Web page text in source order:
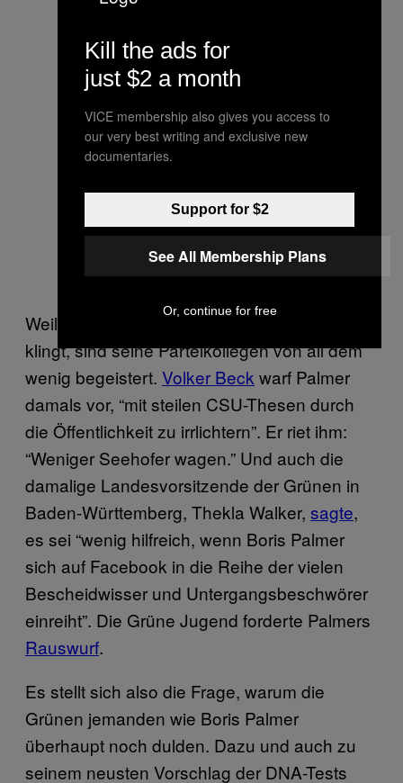
Weil das alles irgendwie mehr braun als grün
klingt, sind seine Parteikollegen von all dem
wenig begeistert. Volker Beck warf Palmer
damals vor, “mit steilen CSU-Thesen durch
die Öffentlichkeit zu irrlichtern”. Er riet ihm:
“Weniger Seehofer wagen.” Und auch die
damalige Landesvorsitzende der Grünen in
Baden-Württemberg, Thekla Walker, sagte,
es sei “wenig hilfreich, wenn Boris Palmer
sich auf Facebook in die Reihe der vielen
Bescheidwisser und Untergangsbeschwörer
einreiht”. Die Grüne Jugend forderte Palmers
Rauswurf.
Es stellt sich also die Frage, warum die
Grünen jemanden wie Boris Palmer
überhaupt noch dulden. Dazu und auch zu
seinem neusten Vorschlag der DNA-Tests
Kill the ads for
just $2 a month
VICE membership also gives you access to
our very best writing and exclusive new
documentaries.
Support for $2
See All Membership Plans
Or, continue for free